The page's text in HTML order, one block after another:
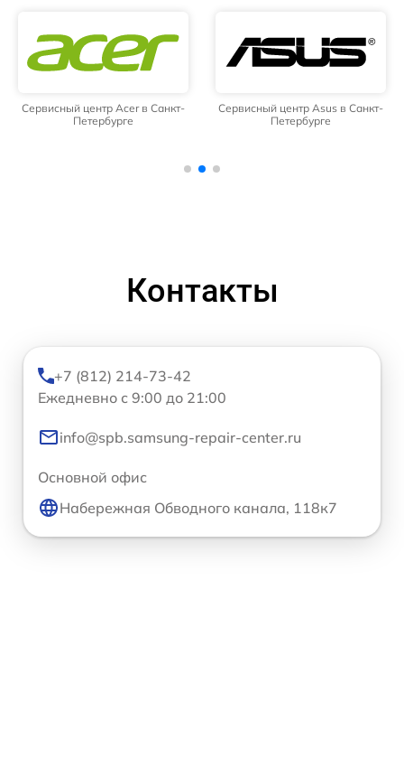
Сервисный центр Acer в Санкт-
Петербурге
Сервисный центр Asus в Санкт-
Петербурге
Контакты
+7 (812) 214-73-42
Ежедневно с 9:00 до 21:00
info@spb.samsung-repair-center.ru
Основной офис
Набережная Обводного канала, 118к7